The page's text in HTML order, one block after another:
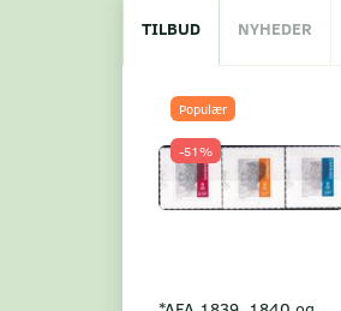
TILBUD NYHEDER
Populær
-51%